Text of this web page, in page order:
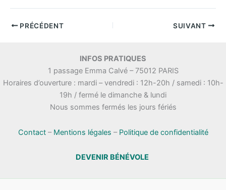
PRÉCÉDENT SUIVANT
INFOS PRATIQUES
1 passage Emma Calvé – 75012 PARIS
Horaires d’ouverture : mardi – vendredi : 12h-20h / samedi : 10h-
19h / fermé le dimanche & lundi
Nous sommes fermés les jours fériés
Contact– Mentions légales – Politique de confidentialité
DEVENIR BÉNÉVOLE